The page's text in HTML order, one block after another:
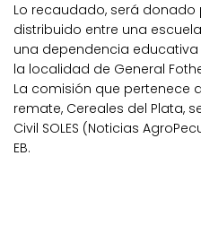
Lo recaudado, será donado
distribuido entre una
una dependencia educativa
la localidad de General
La comisión que pertenece
remate, Cereales del Plata,
Civil SOLES (Noticias
EB.